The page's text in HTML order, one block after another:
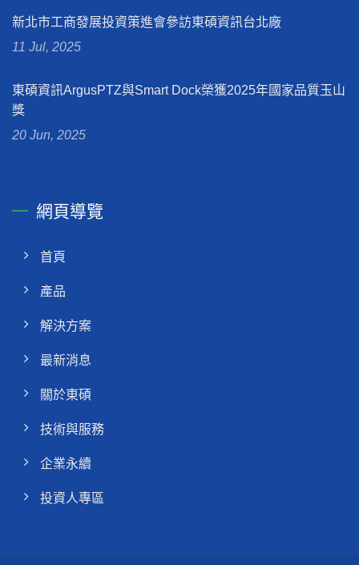
新北市工商發展投資策進會參訪東碩資訊台北廠
11 Jul, 2025
東碩資訊ArgusPTZ與Smart Dock榮獲2025年國家品質玉山
獎
20 Jun, 2025
網頁導覽
首頁
產品
解決方案
最新消息
關於東碩
技術與服務
企業永續
投資人專區